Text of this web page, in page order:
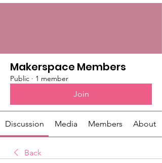
Makerspace Members
Public · 1 member
Join
Discussion Media Members About
Back